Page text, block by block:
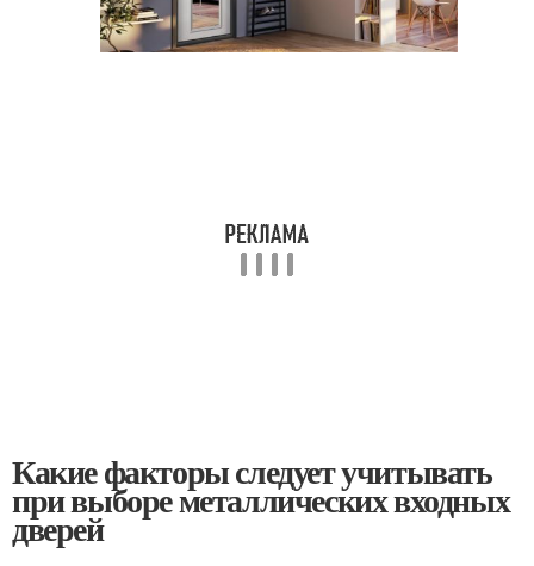
Какие факторы следует учитывать
при выборе металлических входных
дверей